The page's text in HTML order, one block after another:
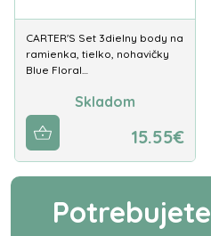
CARTER'S Set 3dielny body na
ramienka, tielko, nohavičky
Blue Floral…
Skladom
15.55€